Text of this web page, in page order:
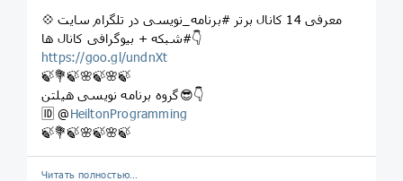
💠 معرفی 14 کانال برتر #برنامه_نویسی در تلگرام سایت
#شبکه + بیوگرافی کانال ها👇
https://goo.gl/undnXt
🍃💐🍃🌸🍃🌸🍃
گروه برنامه نویسی هیلتن😎👇
🆔 @HeiltonProgramming
🍃💐🍃🌸🍃🌸🍃
Читать полностью…